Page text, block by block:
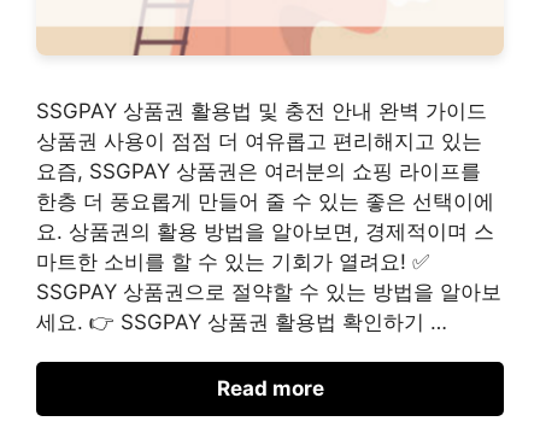
SSGPAY 상품권 활용법 및 충전 안내 완벽 가이드
상품권 사용이 점점 더 여유롭고 편리해지고 있는
요즘, SSGPAY 상품권은 여러분의 쇼핑 라이프를
한층 더 풍요롭게 만들어 줄 수 있는 좋은 선택이에
요. 상품권의 활용 방법을 알아보면, 경제적이며 스
마트한 소비를 할 수 있는 기회가 열려요! ✅
SSGPAY 상품권으로 절약할 수 있는 방법을 알아보
세요. 👉 SSGPAY 상품권 활용법 확인하기 …
Read more